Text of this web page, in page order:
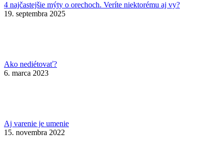
4 najčastejšie mýty o orechoch. Veríte niektorému aj vy?
19. septembra 2025
Ako nediétovať?
6. marca 2023
Aj varenie je umenie
15. novembra 2022